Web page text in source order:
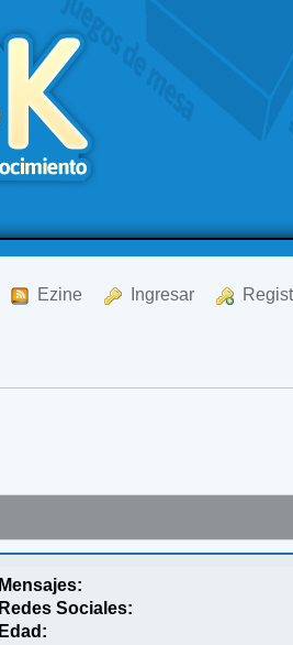
Ezine Ingresar
Mensajes:
Redes Sociales:
Edad: